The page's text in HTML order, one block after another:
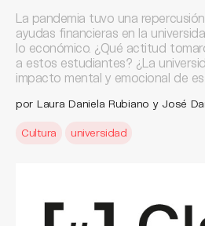
La pandemia tuvo una
ayudas financieras en la
lo económico. ¿Qué actitud
a estos estudiantes? ¿La
impacto mental y emocional de
por Laura Daniela Rubiano y José
Cultura universidad